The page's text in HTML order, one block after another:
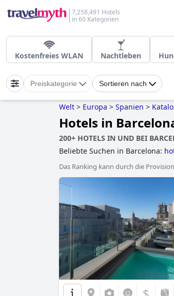
7,258,491 Hotels
in 60 Kategorien
Kostenfreies WLAN Nachtleben
Preiskategorie Sortieren nach
Welt > Europa > Spanien >
Hotels in
200+ HOTELS IN UND BEI
Beliebte Suchen in Barcelona:
Das Ranking kann durch die
$